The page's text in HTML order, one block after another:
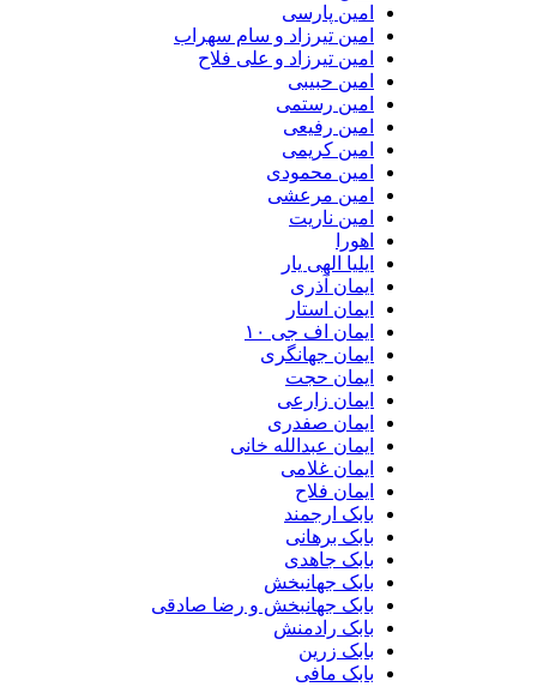
امین پارسی
امین تیرزاد و سام سهراب
امین تیرزاد و علی فلاح
امین حبیبی
امین رستمی
امین رفیعی
امین کریمی
امین محمودی
امین مرعشی
امین ناریت
ایلیا الهی یار
ایمان آذری
ایمان استار
ایمان اف جی ۱۰
ایمان جهانگری
ایمان حجت
ایمان زارعی
ایمان صفدری
ایمان عبدالله خانی
ایمان غلامی
ایمان فلاح
بابک ارجمند
بابک برهانی
بابک جاهدی
بابک جهانبخش
بابک جهانبخش و رضا صادقی
بابک رادمنش
بابک زرین
بابک مافی